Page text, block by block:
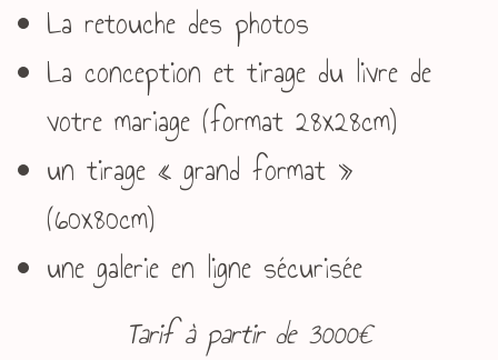
La retouche des photos
La conception et tirage du livre de
votre mariage (format 28x28cm)
un tirage « grand format »
(60x80cm)
une galerie en ligne sécurisée
Tarif à partir de 3000€